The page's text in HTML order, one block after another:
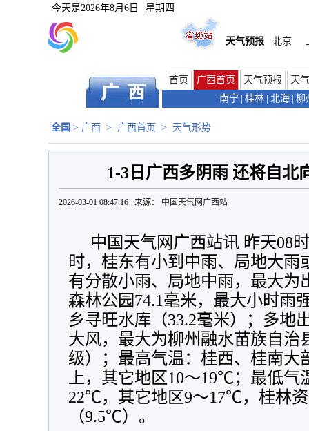
今天是2026年8月6日 星期四
天气预报 北京
首页 广西首页 天气预报
天
南宁
桂林 北海 柳
全国 > 广西 > 广西首页 > 天气形势
1-3日广西多阴雨 还将自北
2026-03-01 08:47:16 来源： 中国天气网广西站
中国天气网广西站讯 昨天08
时，桂东有小到中雨、局地大雨
有分散小雨、局地中雨，最大为
森林公园74.1毫米，最大小时雨
乡寻旺水库（33.2毫米）；多地
大风，最大为柳州融水苗族自治
级）；最高气温：桂西、桂南
上，其它地区10～19℃；最低气
22℃，其它地区9～17℃，桂林
（9.5℃）。